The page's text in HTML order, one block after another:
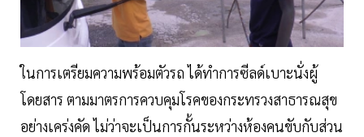
ในการเตรียมความพร้อมตัวรถ ได้ทำการซีลด์เบาะนั่งผู้
โดยสาร ตามมาตรการควบคุมโรคของกระทรวงสาธารณสุข
อย่างเคร่งคัด ไม่ว่าจะเป็นการกั้นระหว่างห้องคนขับกับส่วน